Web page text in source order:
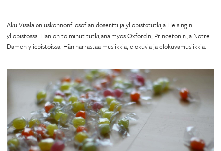
Aku Visala on uskonnonfilosofian dosentti ja yliopistotutkija Helsingin
yliopistossa. Hän on toiminut tutkijana myös Oxfordin, Princetonin ja Notre
Damen yliopistoissa. Hän harrastaa musiikkia, elokuvia ja elokuvamusiikkia.